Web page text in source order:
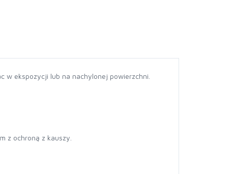
w ekspozycji lub na nachylonej powierzchni.
z ochroną z kauszy.